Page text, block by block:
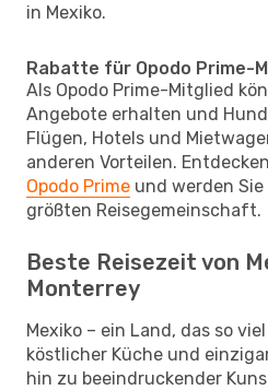
in Mexiko.
Rabatte für Opodo Prime-
Als Opodo Prime-Mitglied
Angebote erhalten und
Flügen, Hotels und
anderen Vorteilen.
Opodo Prime und werden
größten Reisegemeinschaft.
Beste Reisezeit von
Monterrey
Mexiko – ein Land, das so
köstlicher Küche und
hin zu beeindruckender